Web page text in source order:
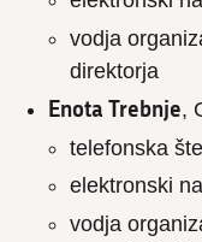
vodja
direktorja
Enota Trebnje,
telefonska
elektronski
vodja